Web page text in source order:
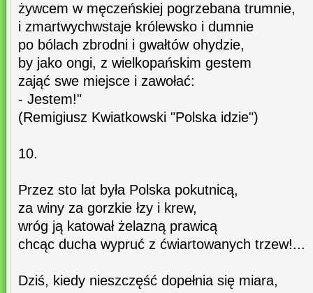
żywcem w męczeńskiej pogrzebana trumnie,
i zmartwychwstaje królewsko i dumnie
po bólach zbrodni i gwałtów ohydzie,
by jako ongi, z wielkopańskim gestem
zająć swe miejsce i zawołać:
- Jestem!"
(Remigiusz Kwiatkowski "Polska idzie")
10.
Przez sto lat była Polska pokutnicą,
za winy za gorzkie łzy i krew,
wróg ją katował żelazną prawicą
chcąc ducha wypruć z ćwiartowanych trzew!...
Dziś, kiedy nieszczęść dopełnia się miara,